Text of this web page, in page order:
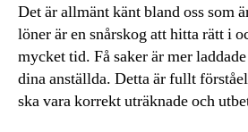
Det är allmänt känt bland oss som
löner är en snårskog att hitta rätt i
mycket tid. Få saker är mer
dina anställda. Detta är fullt
ska vara korrekt uträknade och